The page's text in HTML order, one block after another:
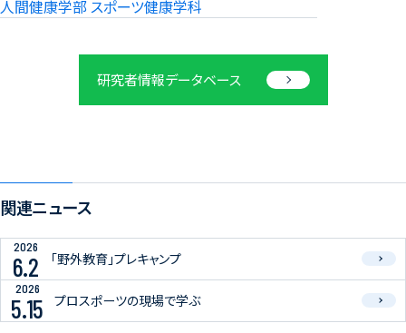
人間健康学部 スポーツ健康学科
研究者情報データベース
関連ニュース
2026
6.2 「野外教育」プレキャンプ
2026
5.15 プロスポーツの現場で学ぶ